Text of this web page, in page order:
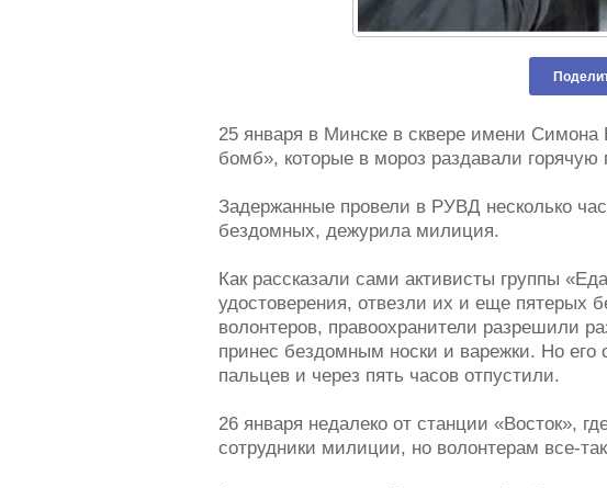
25 января в Минске в сквере имени
бомб», которые в мороз раздавали
Задержанные провели в РУВД несколько
бездомных, дежурила милиция.
Как рассказали сами активисты группы
удостоверения, отвезли их и еще пятерых
волонтеров, правоохранители разрешили
принес бездомным носки и варежки. Но его
пальцев и через пять часов отпустили.
26 января недалеко от станции «Восток»,
сотрудники милиции, но волонтерам все-